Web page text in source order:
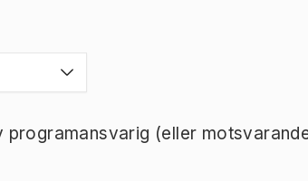
programansvarig (eller